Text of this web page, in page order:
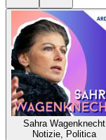
Sahra Wagenknecht
Notizie, Politica